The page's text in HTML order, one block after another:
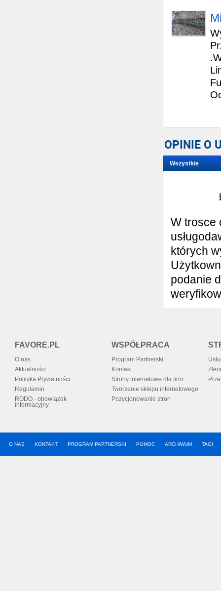
OPINIE O
Wszystkie
W trosce
których
podanie
FAVORE.PL
O nas
Aktualności
Polityka Prywatności
Regulamin
RODO - obowiązek
informacyjny
WSPÓŁPRACA
Program Partnerski
Kontakt
Strony internetowe dla firm
Tworzenie sklepu internetowego
Pozycjonowanie stron
O NAS KONTAKT PROGRAM PARTNERSKI POMOC ARCHIWUM TAGI